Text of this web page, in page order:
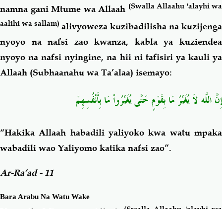
namna gani Mtume wa Allaah (Swalla Allaahu 'alayhi wa
aalihi wa sallam) alivyoweza kuzibadilisha na kuzijenga
nyoyo na nafsi zao kwanza, kabla ya kuziendea
nyoyo na nafsi nyingine, na hii ni tafisiri ya kauli ya
Allaah (Subhaanahu wa Ta’alaa) isemayo:
إِنَّ اللّهَ لاَ يُغَيِّرُ مَا بِقَوْمٍ حَتَّى يُغَيِّرُواْ مَا بِأَنْفُسِهِمْ
“Hakika Allaah habadili yaliyoko kwa watu mpaka
wabadili wao Yaliyomo katika nafsi zao”.
Ar-Ra’ad - 11
Bara Arabu Na Watu Wake